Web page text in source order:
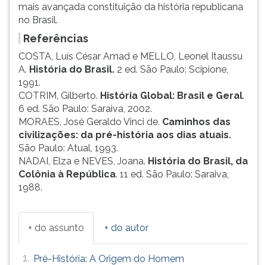
mais avançada constituição da história republicana
no Brasil.
Referências
COSTA, Luís César Amad e MELLO, Leonel Itaussu
A. História do Brasil. 2 ed. São Paulo: Scipione,
1991.
COTRIM, Gilberto. História Global: Brasil e Geral.
6 ed. São Paulo: Saraiva, 2002.
MORAES, José Geraldo Vinci de. Caminhos das
civilizações: da pré-história aos dias atuais.
São Paulo: Atual, 1993.
NADAI, Elza e NEVES, Joana. História do Brasil, da
Colônia à República. 11 ed. São Paulo: Saraiva,
1988.
+ do assunto + do autor
1. Pré-História: A Origem do Homem